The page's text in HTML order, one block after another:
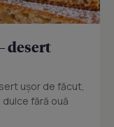
desert
ușor de făcut,
fără ouă